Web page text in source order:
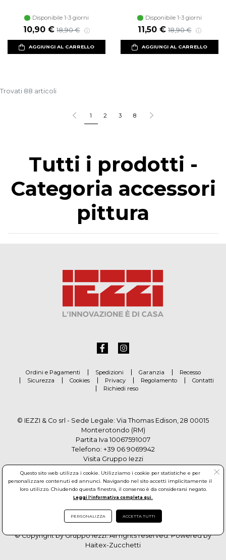
Disponibile 1-3 giorni
10,90 € 18,90 €
AGGIUNGI AL CARRELLO
Disponibile 1-3 giorni
11,50 € 18,90 €
AGGIUNGI AL CARRELLO
Trovati 88 articoli
1 2 3 8
Tutti i prodotti -
Categoria accessori
pittura
Ordini e Pagamenti Spedizioni Garanzia
Recesso
Sicurezza
Cookies Privacy Regolamento
Contatti
Richiedi reso
© IEZZI & Co srl - Sede Legale: Via Thomas Edison, 28 00015
Monterotondo (RM)
Partita Iva 10067591007
Telefono: +39 06 9069942
Visita Gruppo Iezzi
© Copyright by Gruppo Iezzi. All rights reserved. Powered by
Haitex-Zucchetti
Questo sito web utilizza i cookie. Utilizziamo i cookie per statistiche e per
personalizzare contenuti ed annunci. Navigando nel sito accetti implicitamente il
loro utilizzo. Chiudendo questa finestra, il consenso è da considerarsi negato.
Leggi l'informativa completa qui.
PERSONALIZZA ACCETTA TUTTI